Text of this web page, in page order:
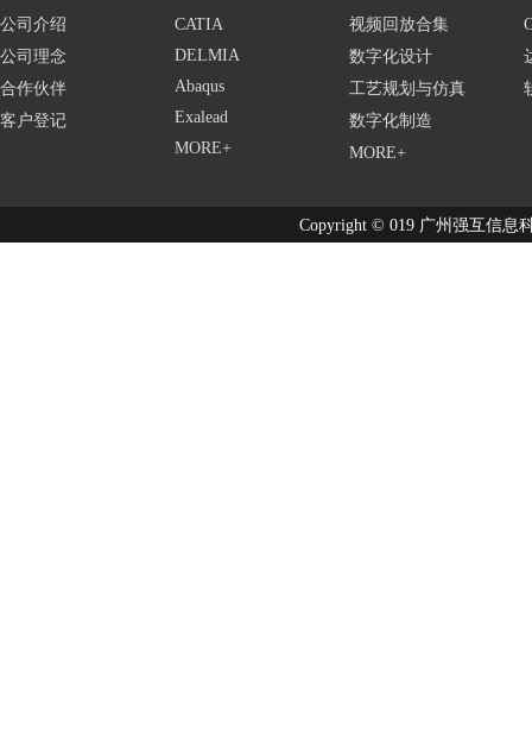
公司介绍
公司理念
合作伙伴
客户登记
CATIA
DELMIA
Abaqus
Exalead
MORE+
视频回放合集
数字化设计
工艺规划与仿真
数字化制造
MORE+
Copyright © 019 广州强互信息